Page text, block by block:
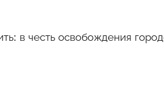
в честь освобождения